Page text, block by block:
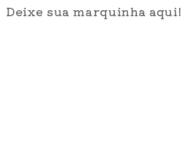
Deixe sua marquinha aqui!